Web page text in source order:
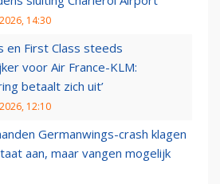
14:30
en First Class steeds
voor Air France-KLM:
betaalt zich uit’
12:10
Germanwings-crash klagen
aan, maar vangen mogelijk